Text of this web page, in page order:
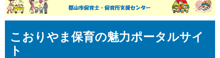
へ
こおりやま保育の魅力ポータルサイ
ト